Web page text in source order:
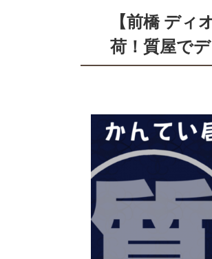
【前橋 ディ
荷！質屋で